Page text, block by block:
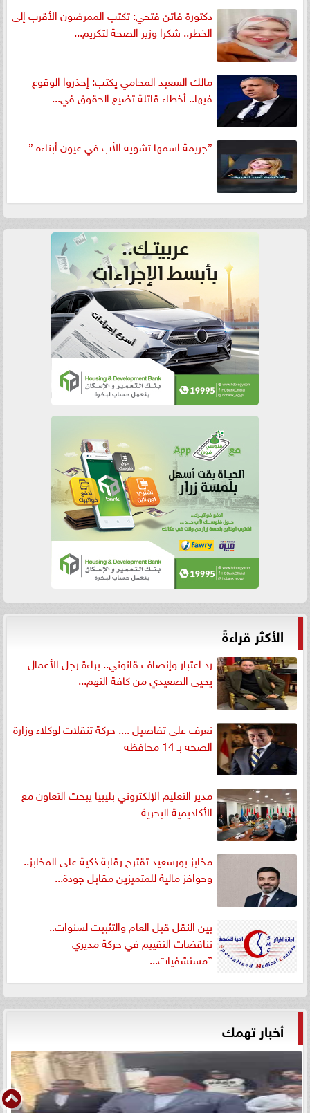
دكتورة فاتن فتحي: تكتب الممرضون الأقرب إلى
الخطر.. شكرا وزير الصحة لتكريم...
مالك السعيد المحامي يكتب: إحذروا الوقوع
فيها.. أخطاء قاتلة تضيع الحقوق في...
”جريمة اسمها تشويه الأب في عيون أبناءه ”
الأكثر قراءةً
رد اعتبار وإنصاف قانوني.. براءة رجل الأعمال
يحيى الصعيدي من كافة التهم...
تعرف على تفاصيل .... حركة تنقلات لوكلاء وزارة
الصحه بـ 14 محافظه
مدير التعليم الإلكتروني بليبيا يبحث التعاون مع
الأكاديمية البحرية
مخابز بورسعيد تقترح رقابة ذكية على المخابز..
وحوافز مالية للمتميزين مقابل جودة...
بين النقل قبل العام والتثبيت لسنوات..
تناقضات التقييم في حركة مديري
”مستشفيات...
أخبار تهمك